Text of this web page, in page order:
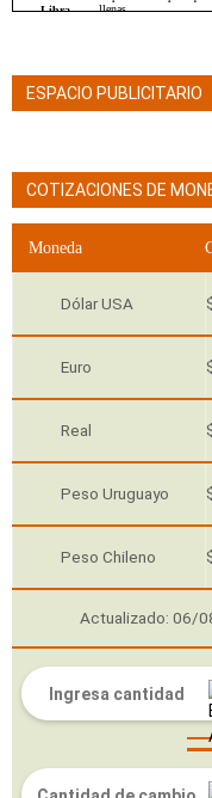
ESPACIO PUBLICITARIO
COTIZACIONES DE
Moneda
Dólar USA
Euro
Real
Peso Uruguayo
Peso Chileno
Actualizado: 06/